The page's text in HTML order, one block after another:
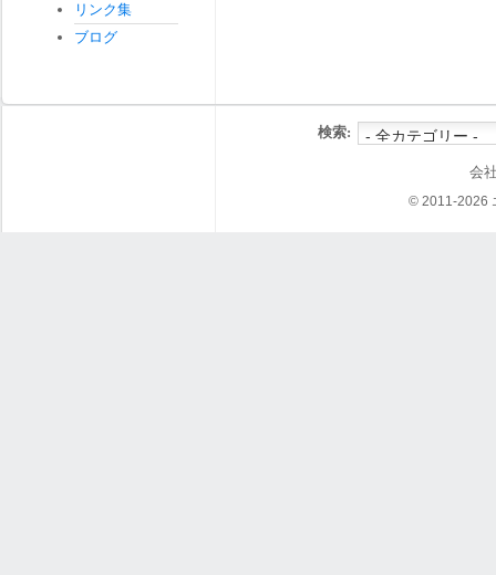
リンク集
ブログ
検索:
会
© 2011-2026